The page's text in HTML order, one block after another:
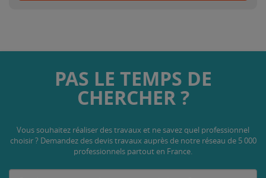
PAS LE TEMPS DE
CHERCHER ?
Vous souhaitez réaliser des travaux et ne savez quel professionnel
choisir ? Demandez des devis travaux auprès de notre réseau de 5 000
professionnels partout en France.